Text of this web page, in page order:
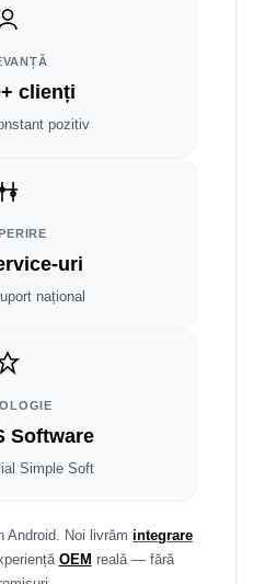
clienți
pozitiv
uri
național
Software
Simple Soft
Android. Noi livrăm integrare
OEM reală — fără